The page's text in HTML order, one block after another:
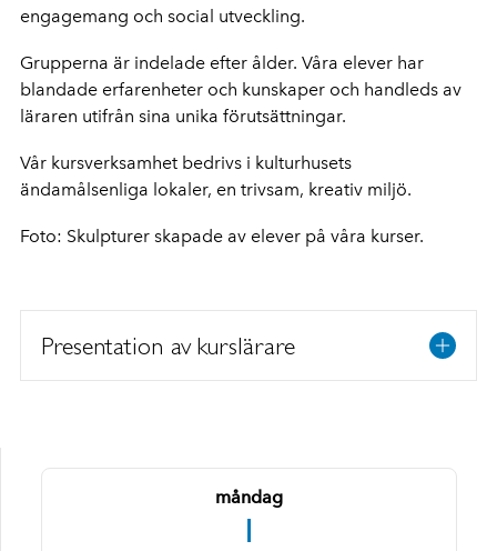
måndag
1
engagemang och social utveckling.
Grupperna är indelade efter ålder. Våra elever har
blandade erfarenheter och kunskaper och handleds av
läraren utifrån sina unika förutsättningar.
Vår kursverksamhet bedrivs i kulturhusets
ändamålsenliga lokaler, en trivsam, kreativ miljö.
Foto: Skulpturer skapade av elever på våra kurser.
Presentation av kurslärare